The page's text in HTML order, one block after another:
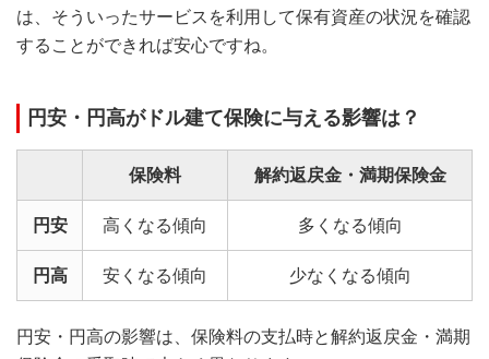
は、そういったサービスを利用して保有資産の状況を確認
することができれば安心ですね。
円安・円高がドル建て保険に与える影響は？
保険料 解約返戻金・満期保険金
円安 高くなる傾向 多くなる傾向
円高 安くなる傾向 少なくなる傾向
円安・円高の影響は、保険料の支払時と解約返戻金・満期